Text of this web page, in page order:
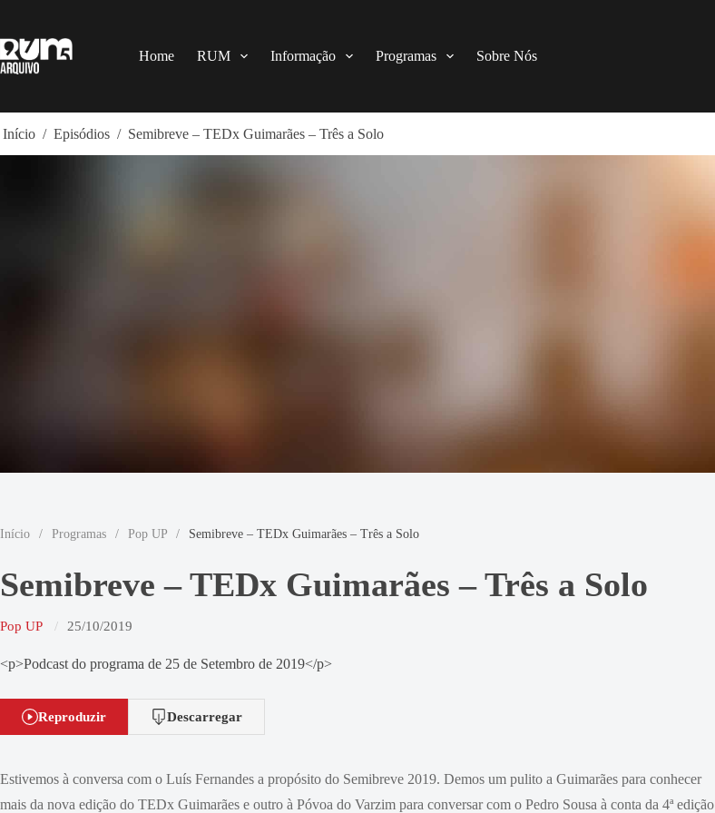
o
conteúdo
Home RUM Informação Programas Sobre Nós
Início / Episódios / Semibreve – TEDx Guimarães – Três a Solo
Início / Programas / Pop UP / Semibreve – TEDx Guimarães – Três a Solo
Semibreve – TEDx Guimarães – Três a Solo
Pop UP 25/10/2019
<p>Podcast do programa de 25 de Setembro de 2019</p>
Reproduzir Descarregar
Estivemos à conversa com o Luís Fernandes a propósito do Semibreve 2019. Demos um pulito a Guimarães para conhecer
mais da nova edição do TEDx Guimarães e outro à Póvoa do Varzim para conversar com o Pedro Sousa à conta da 4ª edição